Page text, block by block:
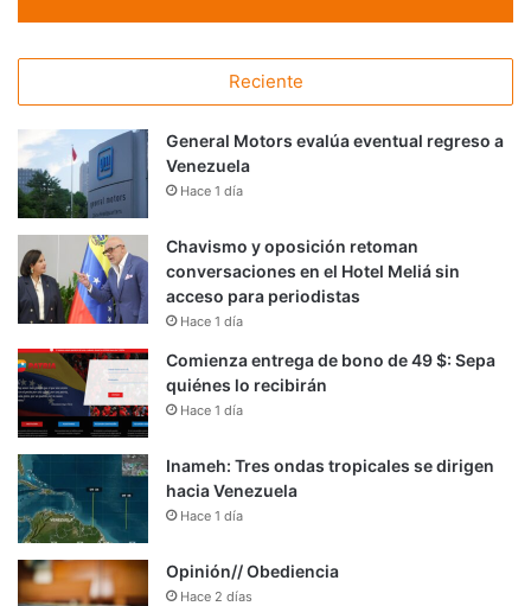
Reciente
General Motors evalúa eventual regreso a
Venezuela
Hace 1 día
Chavismo y oposición retoman
conversaciones en el Hotel Meliá sin
acceso para periodistas
Hace 1 día
Comienza entrega de bono de 49 $: Sepa
quiénes lo recibirán
Hace 1 día
Inameh: Tres ondas tropicales se dirigen
hacia Venezuela
Hace 1 día
Opinión// Obediencia
Hace 2 días